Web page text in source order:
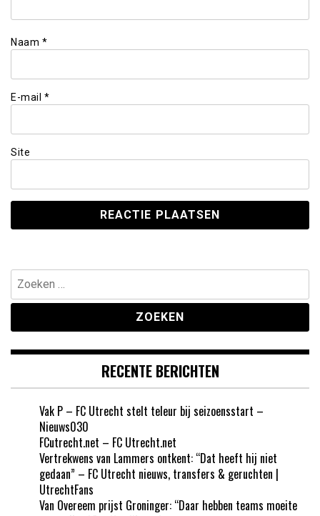
Naam *
E-mail *
Site
Zoeken
naar:
RECENTE BERICHTEN
Vak P – FC Utrecht stelt teleur bij seizoensstart –
Nieuws030
FCutrecht.net – FC Utrecht.net
Vertrekwens van Lammers ontkent: “Dat heeft hij niet
gedaan” – FC Utrecht nieuws, transfers & geruchten |
UtrechtFans
Van Overeem prijst Groninger: “Daar hebben teams moeite